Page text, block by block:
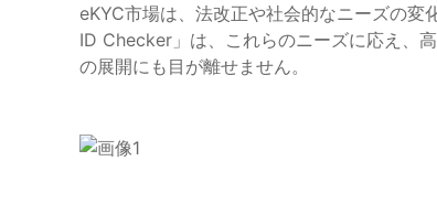
eKYC市場は、法改正や社会的なニーズの
ID Checker」は、これらのニーズに応え、
の展開にも目が離せません。